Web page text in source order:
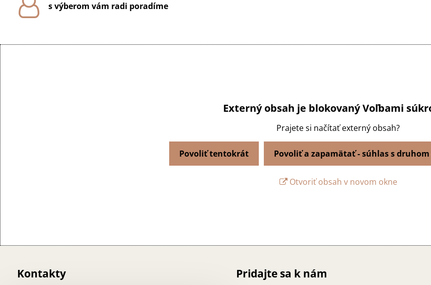
s výberom vám radi poradíme
Externý obsah je blokovaný Voľbami
Prajete si načítať externý obsah?
Povoliť tentokrát Povoliť a zapamätať - súhlas s
Otvoriť obsah v novom okne
Kontakty Pridajte sa k nám